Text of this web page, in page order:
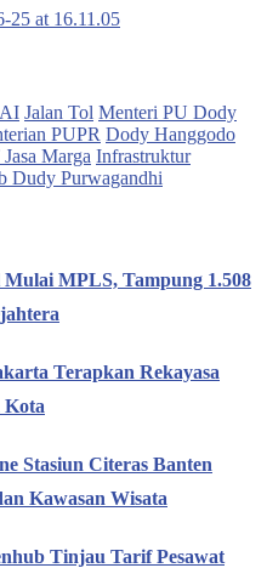
Jalan Tol Menteri PU Dody
PUPR Dody Hanggodo
Marga Infrastruktur
Dudy Purwagandhi
Mulai MPLS, Tampung 1.508
Terapkan Rekayasa
Kota
Stasiun Citeras Banten
Kawasan Wisata
Tinjau Tarif Pesawat